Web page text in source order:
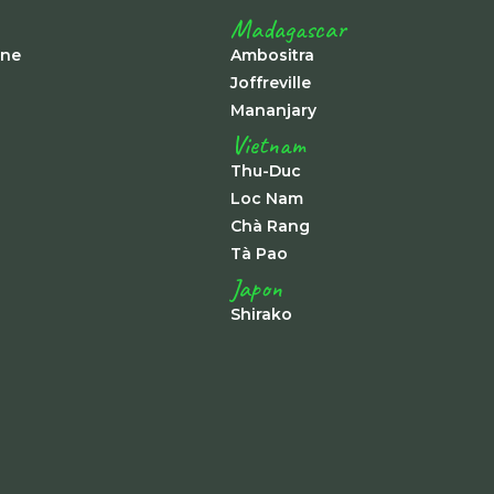
Madagascar
Ambositra
Joffreville
Mananjary
Vietnam
Thu-Duc
Loc Nam
Chà Rang
Tà Pao
Japon
Shirako